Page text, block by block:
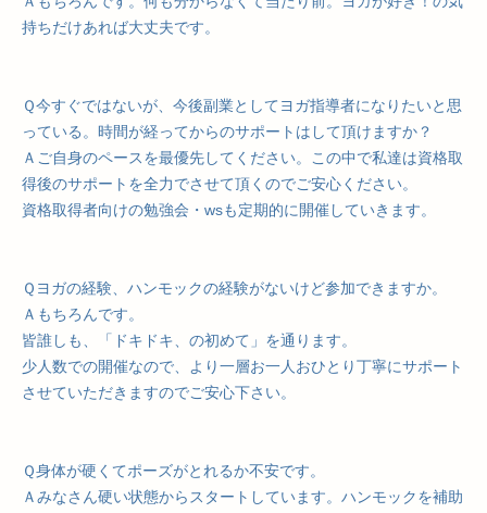
持ちだけあれば大丈夫です。
Ｑ今すぐではないが、今後副業としてヨガ指導者になりたいと思
っている。時間が経ってからのサポートはして頂けますか？
Ａご自身のペースを最優先してください。この中で私達は資格取
得後のサポートを全力でさせて頂くのでご安心ください。
資格取得者向けの勉強会・wsも定期的に開催していきます。
Ｑヨガの経験、ハンモックの経験がないけど参加できますか。
Ａもちろんです。
皆誰しも、「ドキドキ、の初めて」を通ります。
少人数での開催なので、より一層お一人おひとり丁寧にサポート
させていただきますのでご安心下さい。
Ｑ身体が硬くてポーズがとれるか不安です。
Ａみなさん硬い状態からスタートしています。ハンモックを補助